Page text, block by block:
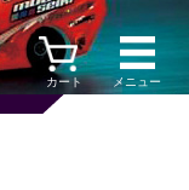
カート メニュー